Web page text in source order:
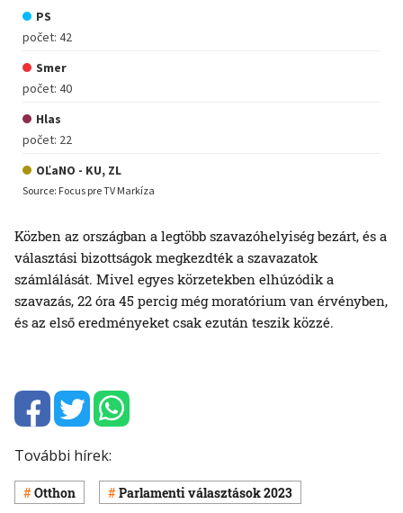
Közben az országban a legtöbb szavazóhelyiség bezárt, és a
választási bizottságok megkezdték a szavazatok
számlálását. Mivel egyes körzetekben elhúzódik a
szavazás, 22 óra 45 percig még moratórium van érvényben,
és az első eredményeket csak ezután teszik közzé.
További hírek:
Otthon Parlamenti választások 2023